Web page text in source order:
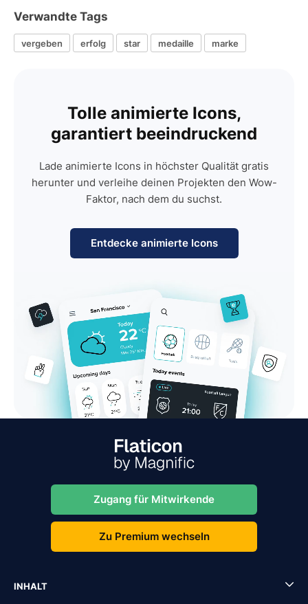
Verwandte Tags
vergeben erfolg star medaille marke
Tolle animierte Icons,
garantiert beeindruckend
Lade animierte Icons in höchster Qualität gratis
herunter und verleihe deinen Projekten den Wow-
Faktor, nach dem du suchst.
Entdecke animierte Icons
Zugang für Mitwirkende
Zu Premium wechseln
INHALT